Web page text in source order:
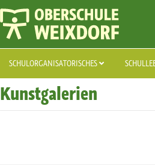
SCHULORGANISATORISCHES
Kunstgalerien